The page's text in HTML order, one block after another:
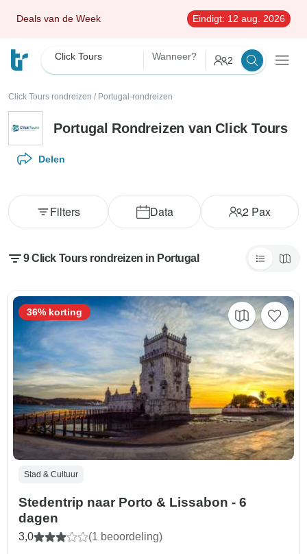
Deals van de Week Eindigt: 12 aug. 2026
Click Tours Wanneer? 2
Click Tours rondreizen / Portugal-rondreizen
Portugal Rondreizen van Click Tours
Delen
Data 2 Pax
Filters
9 Click Tours rondreizen in Portugal
Stad & Cultuur
Stedentrip naar Porto & Lissabon - 6
dagen
3,0 (1 beoordeling)
36% korting